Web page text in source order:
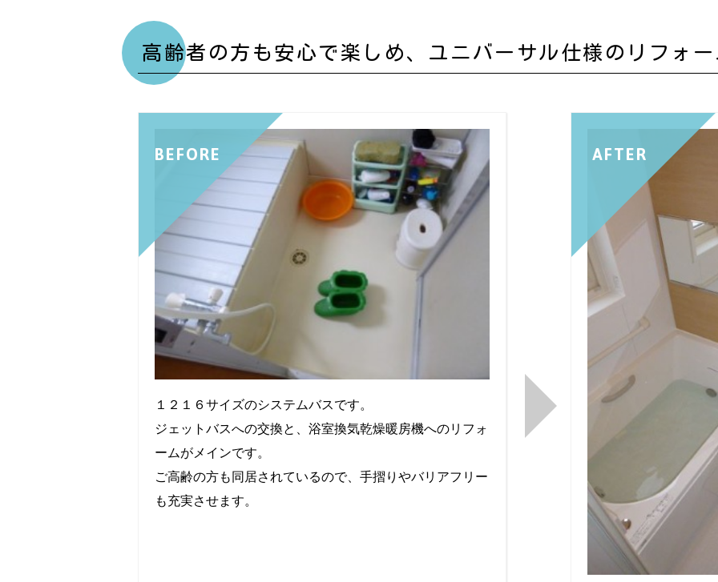
高齢者の方も安心で楽しめ、ユニバーサル仕様のリフォ
BEFORE
１２１６サイズのシステムバスです。
ジェットバスへの交換と、浴室換気乾燥暖房機へのリフォ
ームがメインです。
ご高齢の方も同居されているので、手摺りやバリアフリー
も充実させます。
AFTER